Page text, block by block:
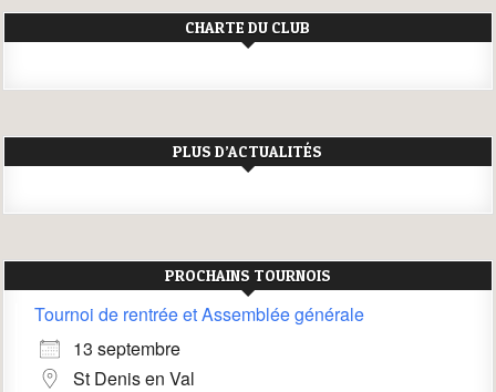
CHARTE DU CLUB
PLUS D’ACTUALITÉS
PROCHAINS TOURNOIS
Tournoi de rentrée et Assemblée générale
13 septembre
St Denis en Val